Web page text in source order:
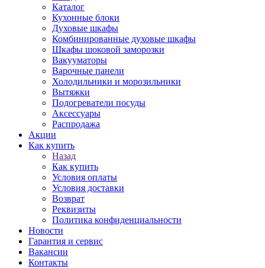
Каталог
Кухонные блоки
Духовые шкафы
Комбинированные духовые шкафы
Шкафы шоковой заморозки
Вакууматоры
Варочные панели
Холодильники и морозильники
Вытяжки
Подогреватели посуды
Аксессуары
Распродажа
Акции
Как купить
Назад
Как купить
Условия оплаты
Условия доставки
Возврат
Реквизиты
Политика конфиденциальности
Новости
Гарантия и сервис
Вакансии
Контакты